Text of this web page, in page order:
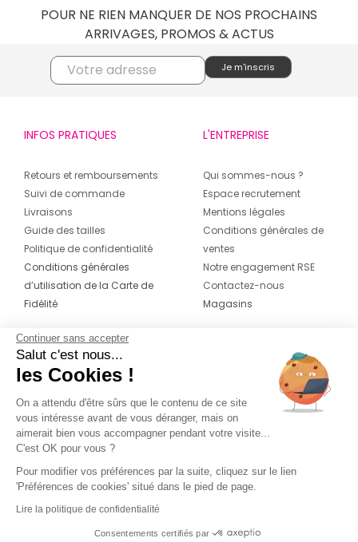
POUR NE RIEN MANQUER DE NOS PROCHAINS
ARRIVAGES, PROMOS & ACTUS
INFOS PRATIQUES
Retours et remboursements
Suivi de commande
Livraisons
Guide des tailles
Politique de confidentialité
Conditions générales
d’utilisation de la Carte de
Fidélité
L'ENTREPRISE
Qui sommes-nous ?
Espace recrutement
Mentions légales
Conditions générales de
ventes
Notre engagement RSE
Contactez-nous
Magasins
CONTACT
04 42 20 78 42
Du lundi au jeudi de 8h30 à 16h30 & le
vendredi de 8h30 à 15h30
Continuer sans accepter
Salut c'est nous...
les Cookies !
On a attendu d'être sûrs que le contenu de ce site
vous intéresse avant de vous déranger, mais on
aimerait bien vous accompagner pendant votre visite...
C'est OK pour vous ?
Pour modifier vos préférences par la suite, cliquez sur le lien
'Préférences de cookies' situé dans le pied de page.
Lire la politique de confidentialité
Consentements certifiés par